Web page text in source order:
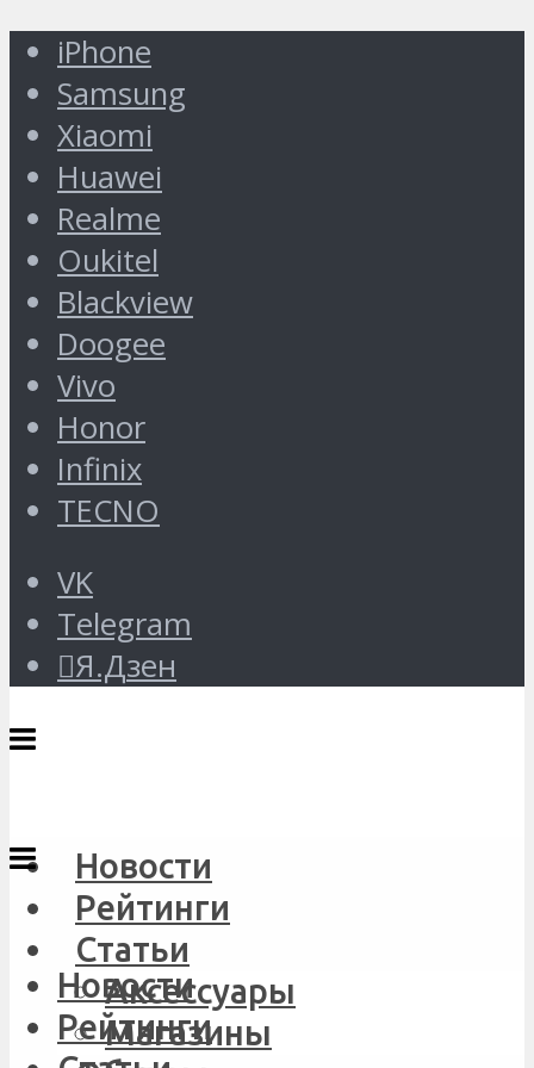
iPhone
Samsung
Xiaomi
Huawei
Realme
Oukitel
Blackview
Doogee
Vivo
Honor
Infinix
TECNO
VK
Telegram
Я.Дзен
Новости
Рейтинги
Статьи
Аксессуары
Магазины
Новости
Рейтинги